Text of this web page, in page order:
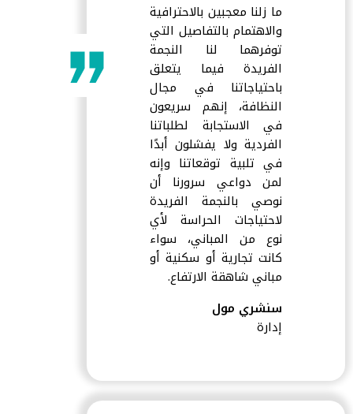
ما زلنا معجبين بالاحترافية
والاهتمام بالتفاصيل التي
توفرهما لنا النجمة
الفريدة فيما يتعلق
باحتياجاتنا في مجال
النظافة، إنهم سريعون
في الاستجابة لطلباتنا
الفردية ولا يفشلون أبدًا
في تلبية توقعاتنا وإنه
لمن دواعي سرورنا أن
نوصي بالنجمة الفريدة
لاحتياجات الحراسة لأي
نوع من المباني، سواء
كانت تجارية أو سكنية أو
مباني شاهقة الارتفاع.
سنشري مول
إدارة